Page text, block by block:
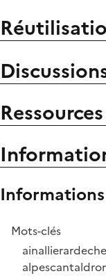
Informations
Mots-clés
ainallierardeche
alpescantal